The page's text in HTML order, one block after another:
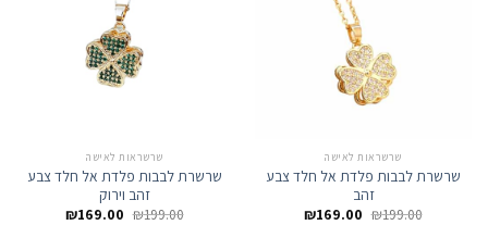
שרשראות לאישה
שרשרת לבבות פלדת אל חלד צבע
זהב
₪199.00 המחיר ₪169.00 המחיר
שרשראות לאישה
שרשרת לבבות פלדת אל חלד צבע
זהב וירוק
₪199.00 המחיר ₪169.00 המחיר